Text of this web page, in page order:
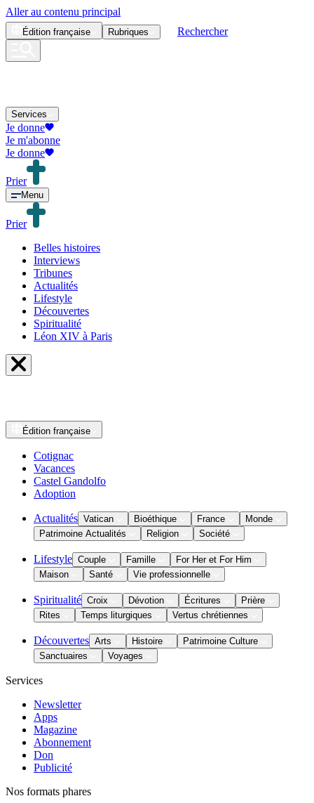
Aller au contenu principal
Édition française Rubriques Rechercher
Services
Je donne
Je m'abonne
Je donne
Prier
Menu
Prier
Belles histoires
Interviews
Tribunes
Actualités
Lifestyle
Découvertes
Spiritualité
Léon XIV à Paris
Édition française
Cotignac
Vacances
Castel Gandolfo
Adoption
Actualités Vatican Bioéthique France
Monde
Patrimoine Actualités
Religion Société
Lifestyle Couple Famille
For Her et For Him
Maison
Santé Vie professionnelle
Spiritualité Croix Dévotion Écritures
Prière
Rites
Temps liturgiques Vertus chrétiennes
Découvertes Arts Histoire
Patrimoine Culture
Sanctuaires
Voyages
Services
Newsletter
Apps
Magazine
Abonnement
Don
Publicité
Nos formats phares